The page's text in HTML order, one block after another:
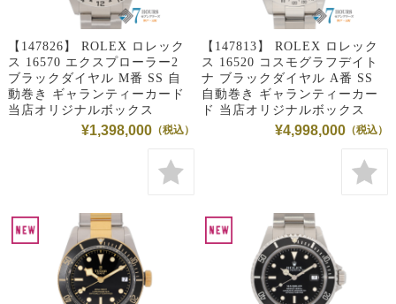
【147826】 ROLEX ロレック
ス 16570 エクスプローラー2
ブラックダイヤル M番 SS 自
動巻き ギャランティーカード
当店オリジナルボックス
¥1,398,000
【147813】 ROLEX ロレック
ス 16520 コスモグラフデイト
ナ ブラックダイヤル A番 SS
自動巻き ギャランティーカー
ド 当店オリジナルボックス
¥4,998,000